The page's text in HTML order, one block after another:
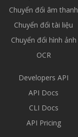
Chuyển đổi âm thanh
Chuyển đổi tài liệu
Chuyển đổi hình ảnh
OCR
Developers API
API Docs
CLI Docs
API Pricing